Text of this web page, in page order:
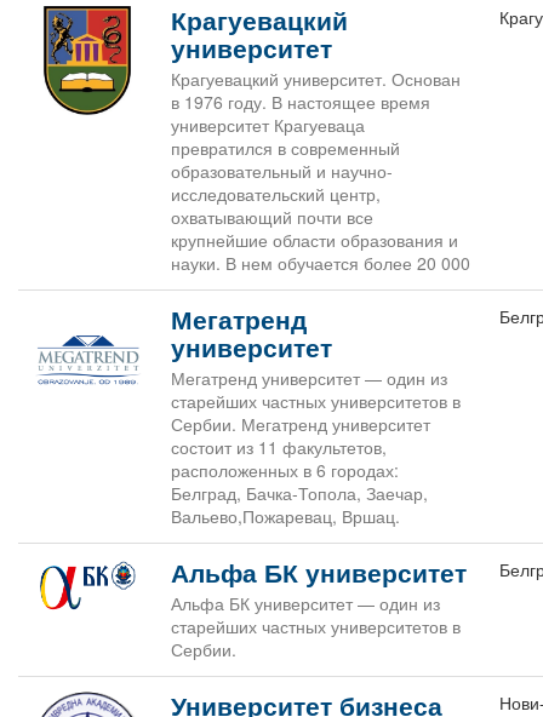
Крагуевацкий
университет
Крагуевацкий университет. Основан
в 1976 году. В настоящее время
университет Крагуеваца
превратился в современный
образовательный и научно-
исследовательский центр,
охватывающий почти все
крупнейшие области образования и
науки. В нем обучается более 20 000
Мегатренд
университет
Мегатренд университет — один из
старейших частных университетов в
Сербии. Мегатренд университет
состоит из 11 факультетов,
расположенных в 6 городах:
Белград, Бачка-Топола, Заечар,
Вальево,Пожаревац, Вршац.
Альфа БК университет
Альфа БК университет — один из
старейших частных университетов в
Сербии.
Университет бизнеса